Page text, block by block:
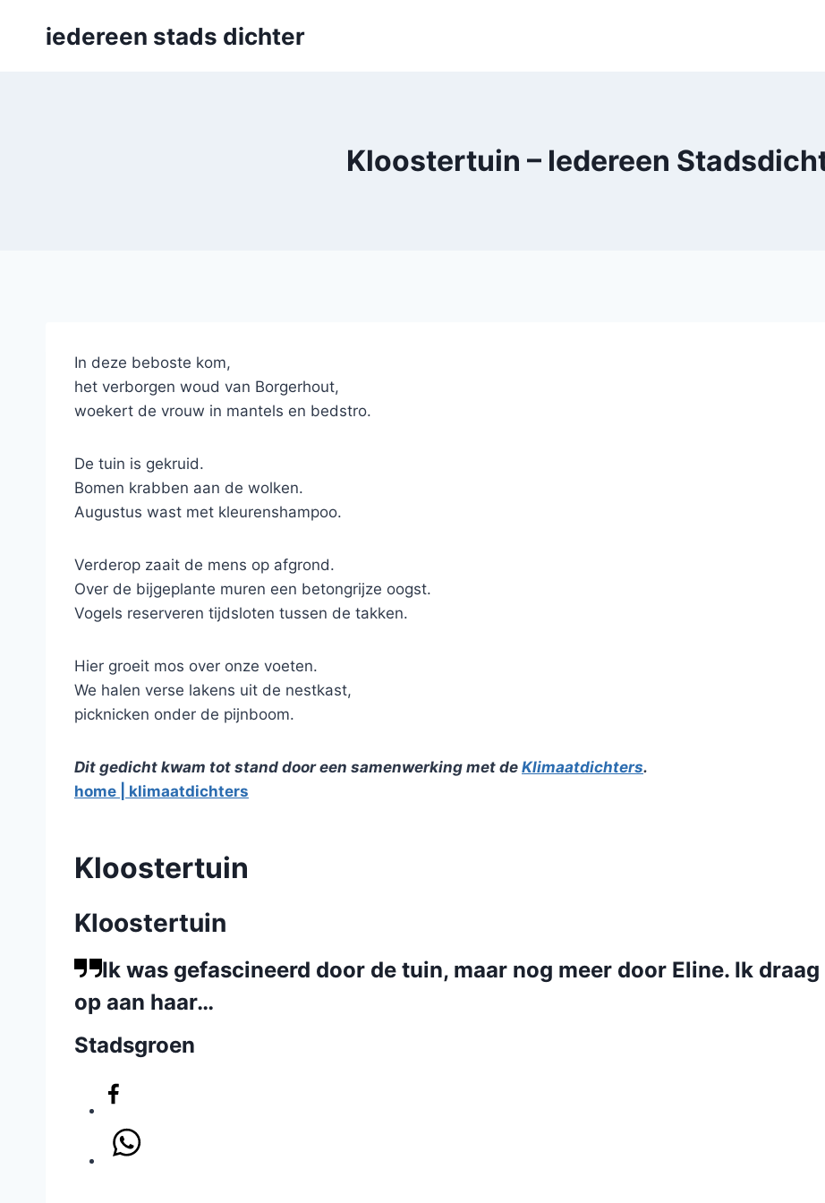
iedereen stads dichter
Kloostertuin – Iedereen
In deze beboste kom,
het verborgen woud van Borgerhout,
woekert de vrouw in mantels en bedstro.
De tuin is gekruid.
Bomen krabben aan de wolken.
Augustus wast met kleurenshampoo.
Verderop zaait de mens op afgrond.
Over de bijgeplante muren een betongrijze oogst.
Vogels reserveren tijdsloten tussen de takken.
Hier groeit mos over onze voeten.
We halen verse lakens uit de nestkast,
picknicken onder de pijnboom.
Dit gedicht kwam tot stand door een samenwerking met de Klimaatdichters.
home | klimaatdichters
Kloostertuin
Kloostertuin
Ik was gefascineerd door de tuin, maar nog meer door Eline. Ik
op aan haar…
Stadsgroen